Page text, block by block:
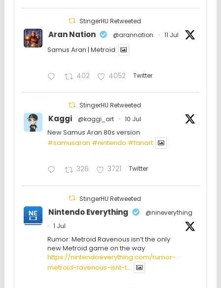
StingerHU Retweeted
Aran Nation @arannation · 11 Jul
Samus Aran | Metroid
402 4052 Twitter
StingerHU Retweeted
Kaggi @kaggi_art · 10 Jul
New Samus Aran 80s version
#samusaran #nintendo #fanartㅤㅤㅤㅤ
326 3721 Twitter
StingerHU Retweeted
Nintendo Everything
@nineverything
·
1 Jul
Rumor: Metroid Ravenous isn’t the only
new Metroid game on the way
https://nintendoeverything.com/rumor-
metroid-ravenous-isnt-t...